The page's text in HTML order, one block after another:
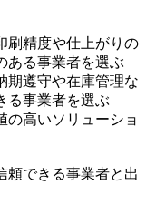
刷精度や仕上がりの
ある事業者を選ぶ
期遵守や在庫管理な
る事業者を選ぶ
の高いソリューショ
頼できる事業者と出